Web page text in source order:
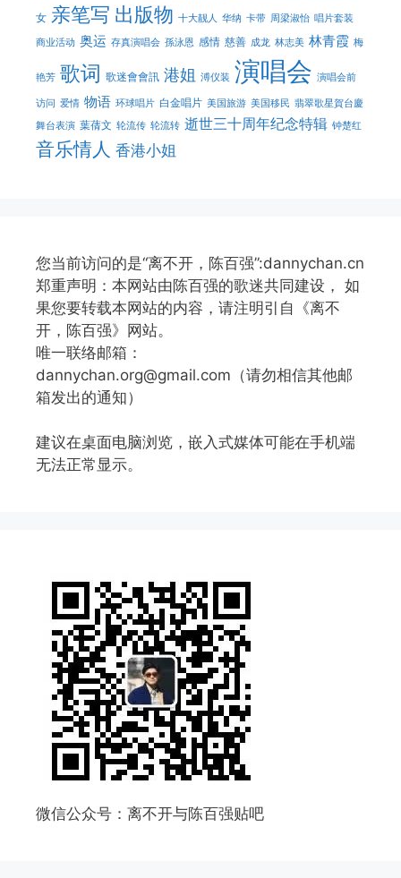
女 亲笔写 出版物 十大靓人 华纳 卡带 周梁淑怡 唱片套装
商业活动 奥运 存真演唱会 孫泳恩 感情 慈善 成龙 林志美 林青霞 梅
艳芳 歌词 歌迷會會訊 港姐 溥仪装 演唱会 演唱会前
访问 爱情 物语 环球唱片 白金唱片 美国旅游 美国移民 翡翠歌星賀台慶
舞台表演 葉蒨文 轮流传 轮流转 逝世三十周年纪念特辑 钟楚红
音乐情人 香港小姐
您当前访问的是“离不开，陈百强”:dannychan.cn
郑重声明：本网站由陈百强的歌迷共同建设， 如
果您要转载本网站的内容，请注明引自《离不
开，陈百强》网站。
唯一联络邮箱：
dannychan.org@gmail.com（请勿相信其他邮
箱发出的通知）
建议在桌面电脑浏览，嵌入式媒体可能在手机端
无法正常显示。
微信公众号：离不开与陈百强贴吧